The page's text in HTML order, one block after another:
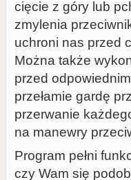
cięcie z góry lub
zmylenia
uchroni nas przed
Można także
przed
przełamie gardę
przerwanie
na manewry
Program pełni
czy Wam się